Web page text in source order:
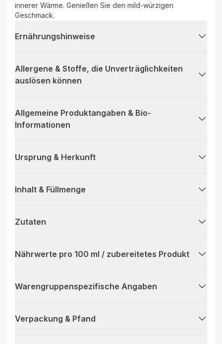
innerer Wärme. Genießen Sie den mild-würzigen
Geschmack.
Ernährungshinweise
Allergene & Stoffe, die Unverträglichkeiten
auslösen können
Allgemeine Produktangaben & Bio-
Informationen
Ursprung & Herkunft
Inhalt & Füllmenge
Zutaten
Nährwerte pro 100 ml / zubereitetes Produkt
Warengruppenspezifische Angaben
Verpackung & Pfand